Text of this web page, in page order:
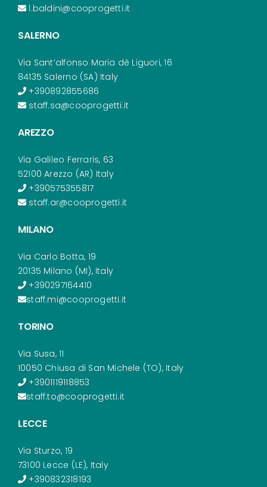
l.baldini@cooprogetti.it
SALERNO
Via Sant’alfonso Maria dè Liguori, 16
84135 Salerno (SA) Italy
+390892855686
staff.sa@cooprogetti.it
AREZZO
Via Galileo Ferraris, 63
52100 Arezzo (AR) Italy
+390575355817
staff.ar@cooprogetti.it
MILANO
Via Carlo Botta, 19
20135 Milano (MI), Italy
+390297164410
staff.mi@cooprogetti.it
TORINO
Via Susa, 11
10050 Chiusa di San Michele (TO), Italy
+3901119118853
staff.to@cooprogetti.it
LECCE
Via Sturzo, 19
73100 Lecce (LE), Italy
+390832318193